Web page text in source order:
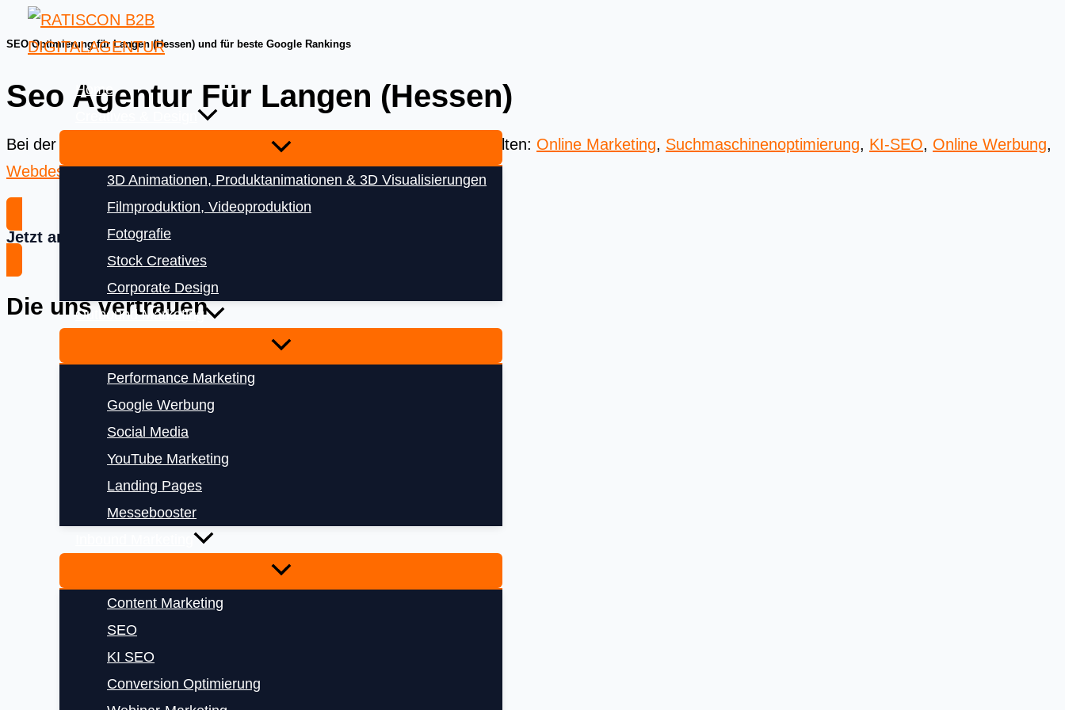
Skip
to
Home
Creatives & Design
3D Animationen, Produktanimationen & 3D Visualisierungen
Filmproduktion, Videoproduktion
Fotografie
Stock Creatives
Corporate Design
Outbound Marketing
Performance Marketing
Google Werbung
Social Media
YouTube Marketing
Landing Pages
Messebooster
Content Marketing
SEO
KI SEO
Conversion Optimierung
SEO Optimierung für Langen (Hessen) und für beste Google Rankings
Seo Agentur Für Langen (Hessen)
Bei der bekommen Sie das Beste aus aller Welten: Online Marketing, Suchmaschinenoptimierung, KI-SEO, Online Werbung,
WebdesignundDigitalisierung
Jetzt anfragen
Die uns vertrauen